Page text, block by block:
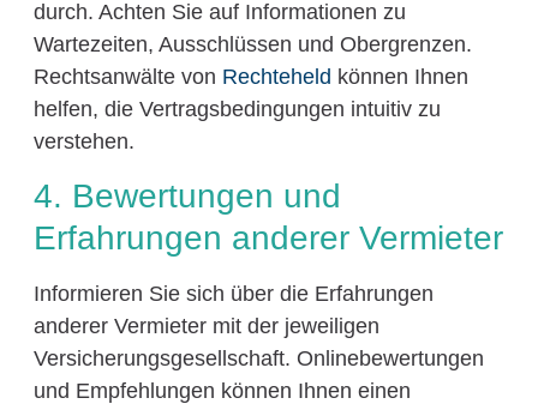
durch. Achten Sie auf Informationen zu
Wartezeiten, Ausschlüssen und Obergrenzen.
Rechtsanwälte von Rechteheld können Ihnen
helfen, die Vertragsbedingungen intuitiv zu
verstehen.
4. Bewertungen und
Erfahrungen anderer Vermieter
Informieren Sie sich über die Erfahrungen
anderer Vermieter mit der jeweiligen
Versicherungsgesellschaft. Onlinebewertungen
und Empfehlungen können Ihnen einen